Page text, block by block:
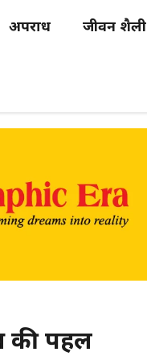
अपराध जीवन शैली
की पहल